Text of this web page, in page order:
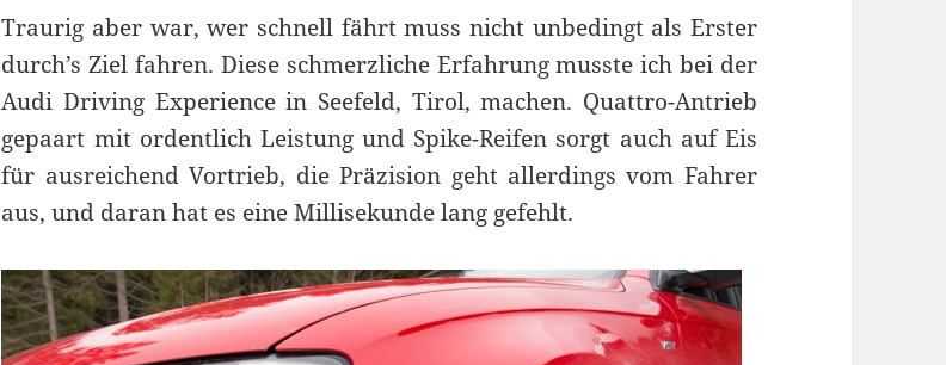
Traurig aber war, wer schnell fährt muss nicht unbedingt als Erster
durch’s Ziel fahren. Diese schmerzliche Erfahrung musste ich bei der
Audi Driving Experience in Seefeld, Tirol, machen. Quattro-Antrieb
gepaart mit ordentlich Leistung und Spike-Reifen sorgt auch auf Eis
für ausreichend Vortrieb, die Präzision geht allerdings vom Fahrer
aus, und daran hat es eine Millisekunde lang gefehlt.